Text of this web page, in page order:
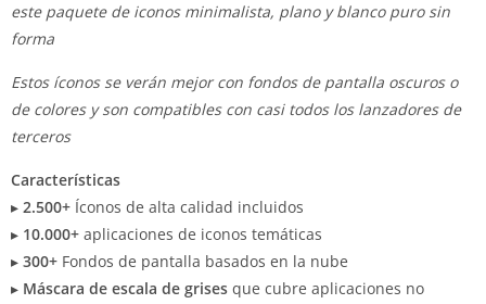
este paquete de iconos minimalista, plano y blanco puro sin
forma
Estos íconos se verán mejor con fondos de pantalla oscuros o
de colores y son compatibles con casi todos los lanzadores de
terceros
Características
▸ 2.500+ Íconos de alta calidad incluidos
▸ 10.000+ aplicaciones de iconos temáticas
▸ 300+ Fondos de pantalla basados ​​en la nube
▸ Máscara de escala de grises que cubre aplicaciones no